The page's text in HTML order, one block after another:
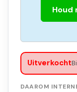
Houd
Uitverkocht
DAAROM